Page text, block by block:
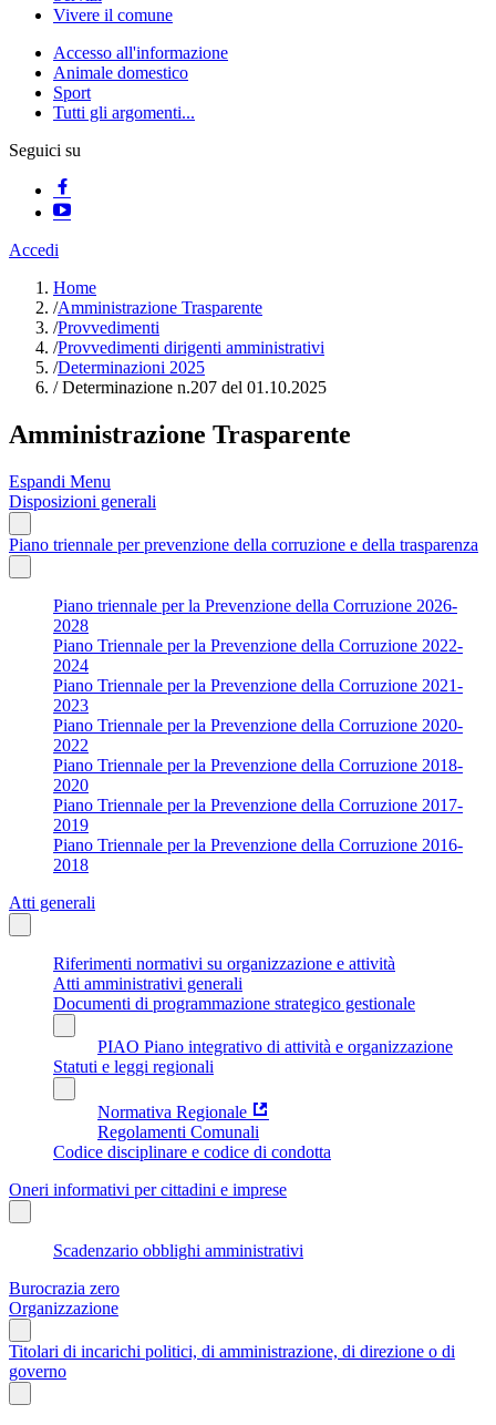
Vivere il comune
Accesso all'informazione
Animale domestico
Sport
Tutti gli argomenti...
Seguici su
Accedi
Home
/Amministrazione Trasparente
/Provvedimenti
/Provvedimenti dirigenti amministrativi
/Determinazioni 2025
/Determinazione n.207 del 01.10.2025
Amministrazione Trasparente
Espandi Menu
Disposizioni generali
Piano triennale per prevenzione della corruzione e della trasparenza
Piano triennale per la Prevenzione della Corruzione 2026-
2028
Piano Triennale per la Prevenzione della Corruzione 2022-
2024
Piano Triennale per la Prevenzione della Corruzione 2021-
2023
Piano Triennale per la Prevenzione della Corruzione 2020-
2022
Piano Triennale per la Prevenzione della Corruzione 2018-
2020
Piano Triennale per la Prevenzione della Corruzione 2017-
2019
Piano Triennale per la Prevenzione della Corruzione 2016-
2018
Atti generali
Riferimenti normativi su organizzazione e attività
Atti amministrativi generali
Documenti di programmazione strategico gestionale
PIAO Piano integrativo di attività e organizzazione
Statuti e leggi regionali
Normativa Regionale
Regolamenti Comunali
Codice disciplinare e codice di condotta
Oneri informativi per cittadini e imprese
Scadenzario obblighi amministrativi
Burocrazia zero
Organizzazione
Titolari di incarichi politici, di amministrazione, di direzione o di
governo